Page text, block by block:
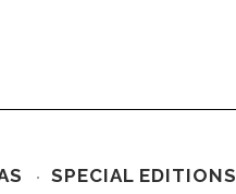
SPECIAL EDITIONS